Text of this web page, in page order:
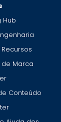
Hub
de Marca
Conteúdo